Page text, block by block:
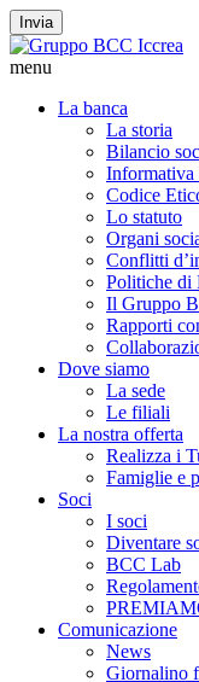
Invia
menu
La banca
La storia
Bilancio
Informativa
Codice
Lo statuto
Organi
Conflitti
Politiche di
Il Gruppo
Rapporti
Dove siamo
La sede
Le filiali
La nostra offerta
Realizza i
Famiglie e
Soci
I soci
Diventare
BCC Lab
Comunicazione
News
Giornalino